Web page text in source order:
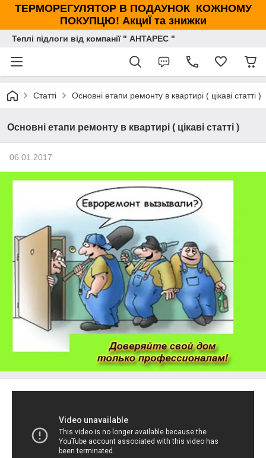
ТЕРМОРЕГУЛЯТОР В ПОДАУНОК КОЖНОМУ
ПОКУПЦЮ! АкциЇ та знижки
Теплі підлоги від компанії " АНТАРЕС "
Статті Основні етапи ремонту в квартирі ( цікаві статті )
Основні етапи ремонту в квартирі ( цікаві статті )
06.01.2017